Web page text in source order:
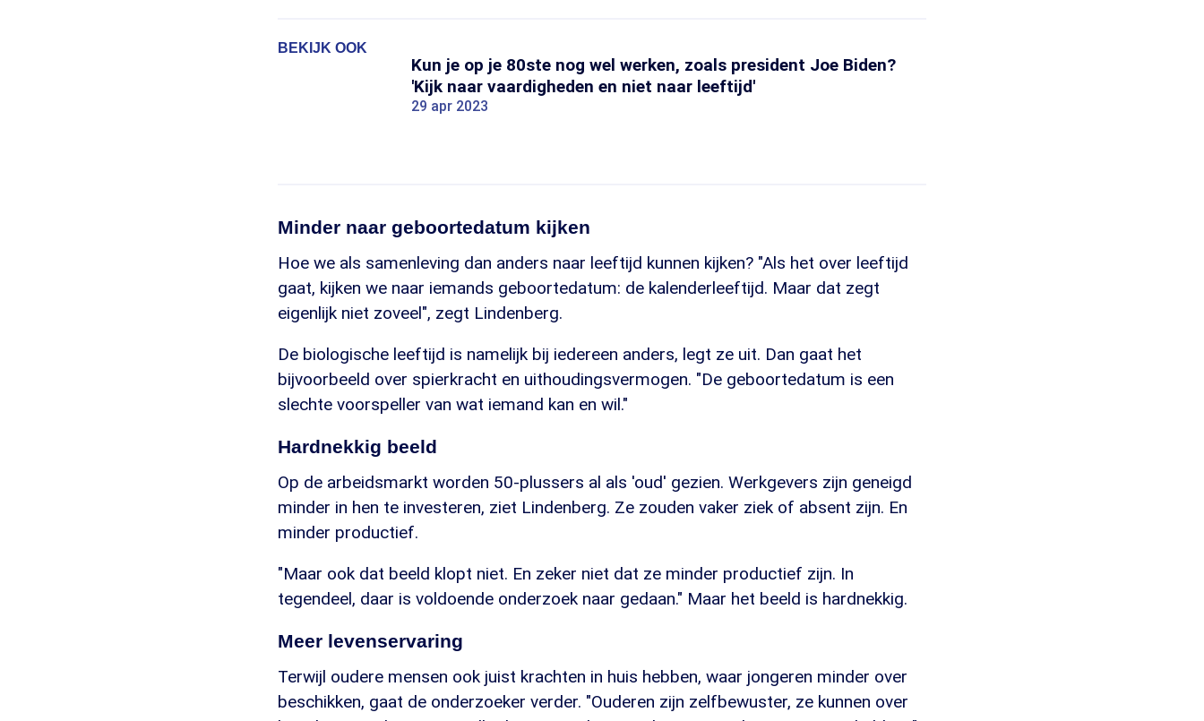
BEKIJK OOK
Kun je op je 80ste nog wel werken, zoals president Joe Biden?
'Kijk naar vaardigheden en niet naar leeftijd'
29 apr 2023
Minder naar geboortedatum kijken
Hoe we als samenleving dan anders naar leeftijd kunnen kijken? "Als het over leeftijd
gaat, kijken we naar iemands geboortedatum: de kalenderleeftijd. Maar dat zegt
eigenlijk niet zoveel", zegt Lindenberg.
De biologische leeftijd is namelijk bij iedereen anders, legt ze uit. Dan gaat het
bijvoorbeeld over spierkracht en uithoudingsvermogen. "De geboortedatum is een
slechte voorspeller van wat iemand kan en wil."
Hardnekkig beeld
Op de arbeidsmarkt worden 50-plussers al als 'oud' gezien. Werkgevers zijn geneigd
minder in hen te investeren, ziet Lindenberg. Ze zouden vaker ziek of absent zijn. En
minder productief.
"Maar ook dat beeld klopt niet. En zeker niet dat ze minder productief zijn. In
tegendeel, daar is voldoende onderzoek naar gedaan." Maar het beeld is hardnekkig.
Meer levenservaring
Terwijl oudere mensen ook juist krachten in huis hebben, waar jongeren minder over
beschikken, gaat de onderzoeker verder. "Ouderen zijn zelfbewuster, ze kunnen over